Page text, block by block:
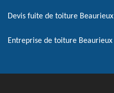
Devis fuite de toiture Beaurieux
Entreprise de toiture Beaurieux